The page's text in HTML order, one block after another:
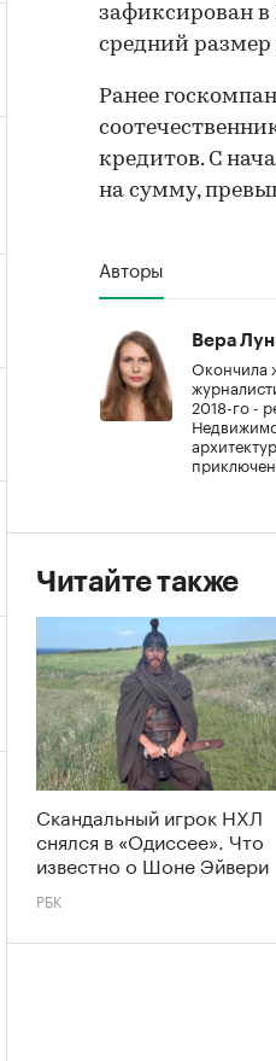
зафиксирован в
средний размер
Ранее
кредитов. С
на сумму,
Авторы
Вера
Окончила
2018-го -
Читайте также
Скандальный игрок НХЛ
снялся в «Одиссее». Что
известно о Шоне Эйвери
РБК